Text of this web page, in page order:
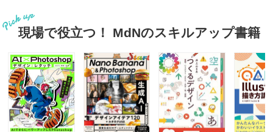
現場で役立つ！ MdNのスキルアップ書籍